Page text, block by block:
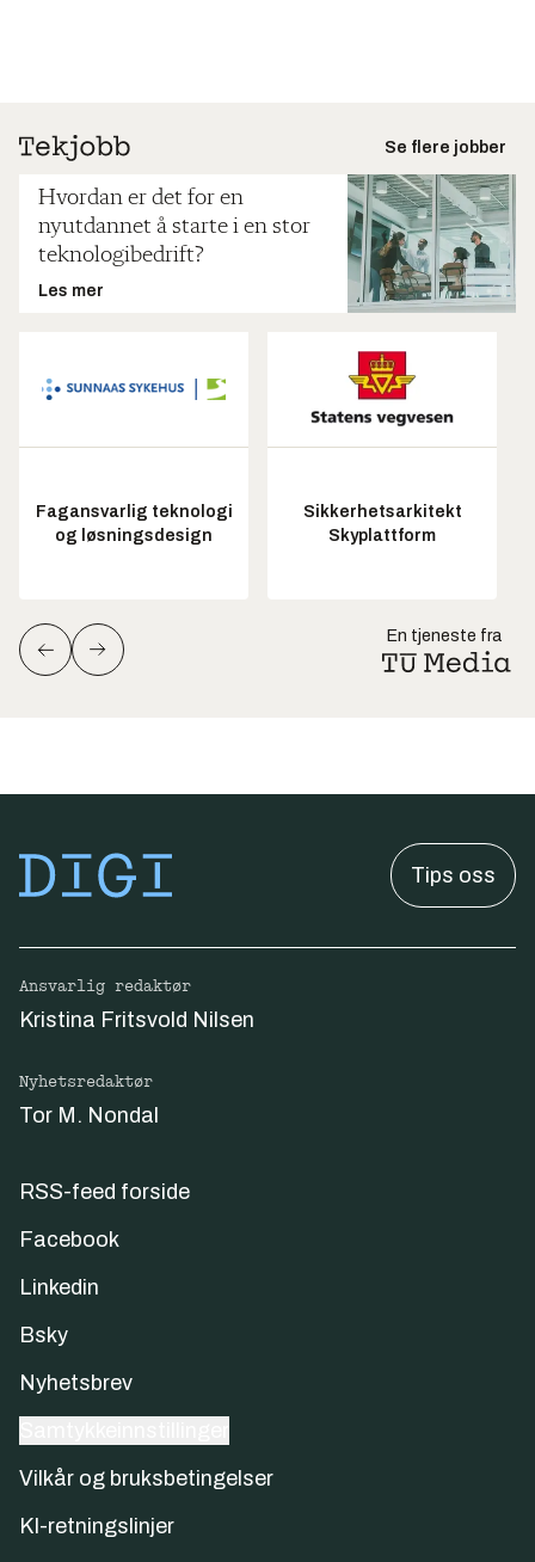
Se flere jobber
Hvordan er det for en
nyutdannet å starte i en stor
teknologibedrift?
Les mer
Fagansvarlig teknologi
og løsningsdesign
Sikkerhetsarkitekt
Skyplattform
En tjeneste fra
Tips oss
Ansvarlig redaktør
Kristina Fritsvold Nilsen
Nyhetsredaktør
Tor M. Nondal
RSS-feed forside
Facebook
Linkedin
Bsky
Nyhetsbrev
Vilkår og bruksbetingelser
KI-retningslinjer